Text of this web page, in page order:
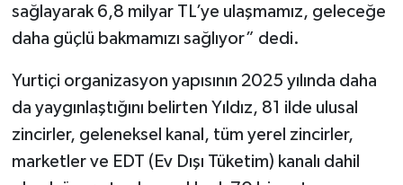
sağlayarak 6,8 milyar TL’ye ulaşmamız, geleceğe
daha güçlü bakmamızı sağlıyor” dedi.
Yurtiçi organizasyon yapısının 2025 yılında daha
da yaygınlaştığını belirten Yıldız, 81 ilde ulusal
zincirler, geleneksel kanal, tüm yerel zincirler,
marketler ve EDT (Ev Dışı Tüketim) kanalı dahil